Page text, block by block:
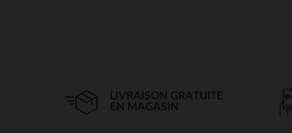
LIVRAISON GRATUITE
EN MAGASIN